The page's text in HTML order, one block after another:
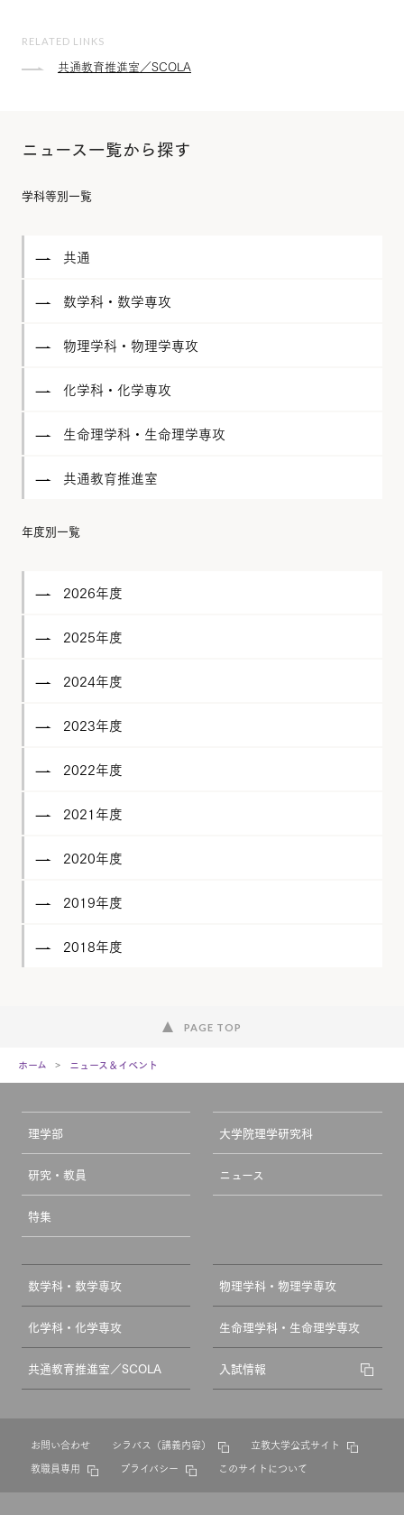
RELATED LINKS
共通教育推進室／SCOLA
ニュース一覧から探す
学科等別一覧
共通
数学科・数学専攻
物理学科・物理学専攻
化学科・化学専攻
生命理学科・生命理学専攻
共通教育推進室
年度別一覧
2026年度
2025年度
2024年度
2023年度
2022年度
2021年度
2020年度
2019年度
2018年度
PAGE TOP
ホーム ニュース＆イベント
理学部 大学院理学研究科
研究・教員 ニュース
特集
数学科・数学専攻 物理学科・物理学専攻
化学科・化学専攻 生命理学科・生命理学専攻
共通教育推進室／SCOLA 入試情報
お問い合わせ シラバス（講義内容）
立教大学公式サイト
教職員専用
プライバシー このサイトについて